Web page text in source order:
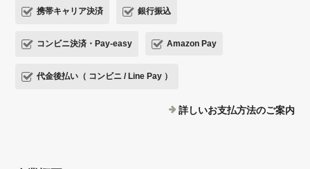
携帯キャリア決済 銀行振込
コンビニ決済・Pay-easy Amazon Pay
代金後払い（ コンビニ / Line Pay ）
詳しいお支払方法のご案内